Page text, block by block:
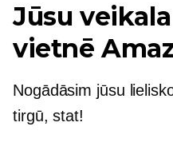
Jūsu
vietnē
Nogādāsim jūsu
tirgū, stat!